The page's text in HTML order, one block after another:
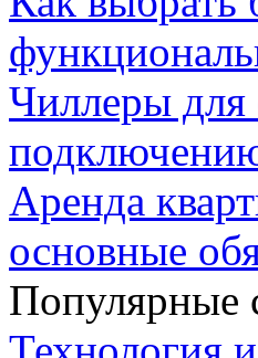
Чиллеры для
Аренда
основные
Популярные